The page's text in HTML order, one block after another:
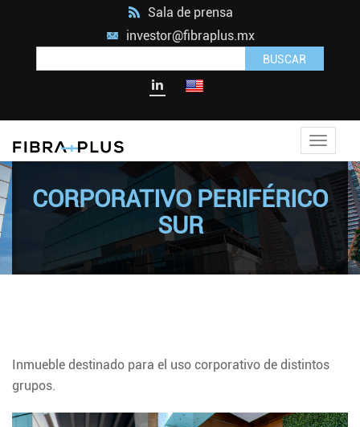
Sala de prensa
investor@fibraplus.mx
BUSCAR
Toggle
CORPORATIVO PERIFÉRICO
SUR
Inmueble destinado para el uso corporativo de distintos
grupos.